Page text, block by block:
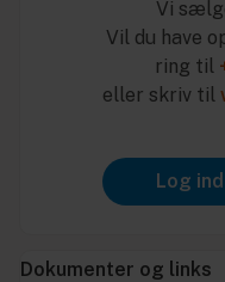
Vi
Vil du have
ring til
eller skriv til
Log
Dokumenter og links